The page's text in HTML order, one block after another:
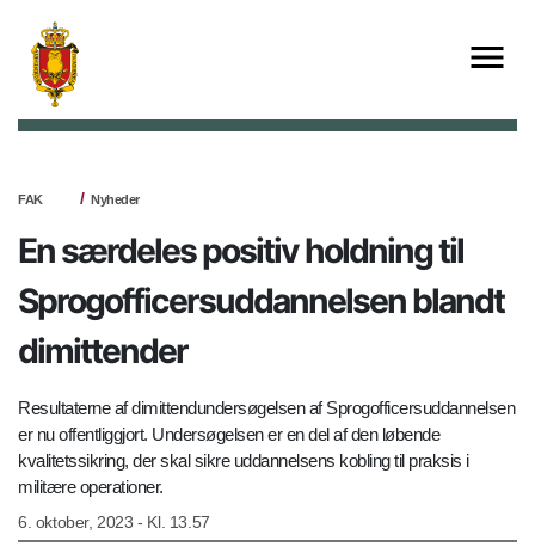
FAK Nyheder
En særdeles positiv holdning til
Sprogofficersuddannelsen blandt
dimittender
Resultaterne af dimittendundersøgelsen af Sprogofficersuddannelsen
er nu offentliggjort. Undersøgelsen er en del af den løbende
kvalitetssikring, der skal sikre uddannelsens kobling til praksis i
militære operationer.
6. oktober, 2023 - Kl. 13.57